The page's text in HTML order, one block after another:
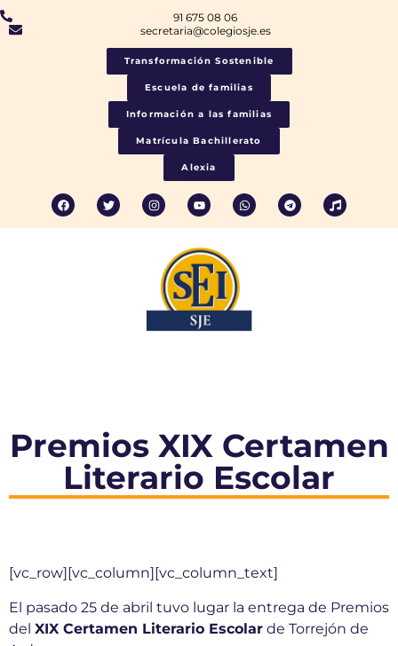
91 675 08 06
secretaria@colegiosje.es
Transformación Sostenible
Escuela de familias
Información a las familias
Matrícula Bachillerato
Alexia
Premios XIX Certamen
Literario Escolar
[vc_row][vc_column][vc_column_text]
El pasado 25 de abril tuvo lugar la entrega de Premios
del XIX Certamen Literario Escolar de Torrejón de